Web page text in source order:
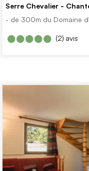
Serre Chevalier -
- de 300m du Domaine
avis
(2)